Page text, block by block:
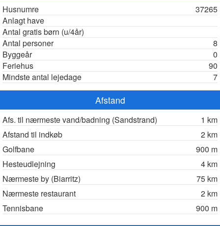
Husnumre
37265
Anlagt have
Antal gratis børn (u/4år)
Antal personer
8
Byggeår
0
Feriehus
90
Mindste antal lejedage
7
Afstand
Afs. til nærmeste vand/badning (Sandstrand)
1 km
Afstand til indkøb
2 km
Golfbane
900 m
Hesteudlejning
4 km
Nærmeste by (Biarritz)
75 km
Nærmeste restaurant
2 km
Tennisbane
900 m